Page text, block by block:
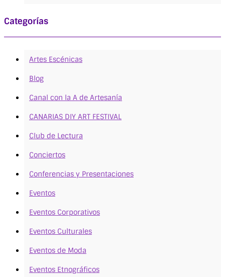
Categorías
Artes Escénicas
Blog
Canal con la A de Artesanía
CANARIAS DIY ART FESTIVAL
Club de Lectura
Conciertos
Conferencias y Presentaciones
Eventos
Eventos Corporativos
Eventos Culturales
Eventos de Moda
Eventos Etnográficos